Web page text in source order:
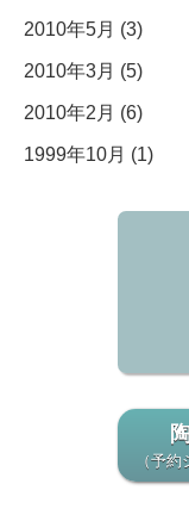
2010年5月 (3)
2010年3月 (5)
2010年2月 (6)
1999年10月 (1)
（予